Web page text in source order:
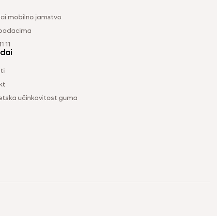
mobilno jamstvo
11
učinkovitost guma